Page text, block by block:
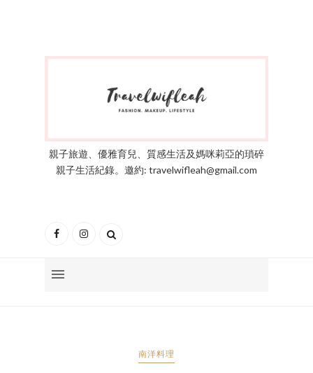
親子旅遊、優雅育兒、質感生活及媽咪莉亞的瑣碎
親子生活紀錄。邀約: travelwifleah@gmail.com
南洋料理